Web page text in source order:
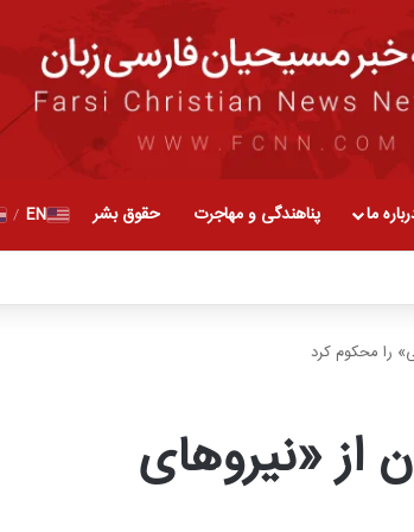
ما پناهندگی و مهاجرت حقوق بشر EN
/
را محکوم کرد
از «نیروهای